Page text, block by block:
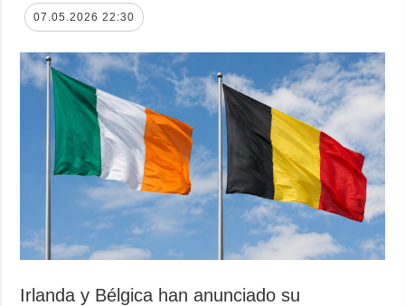
Reconstrucción
Política
Economía
Defensa
Sociedad y
Cultura
Deportes
Crimen
Desastres y
servicios
Política de
privacidad y
protección de
datos personales
07.05.2026 22:30
Irlanda y Bélgica han anunciado su